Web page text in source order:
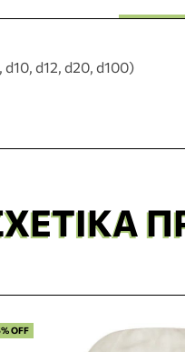
d10, d12, d20, d100)
OFF